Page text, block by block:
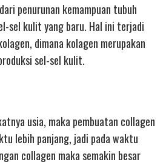
penurunan kemampuan tubuh
sel kulit yang baru. Hal ini terjadi
dimana kolagen merupakan
sel-sel kulit.
usia, maka pembuatan collagen
lebih panjang, jadi pada waktu
collagen maka semakin besar